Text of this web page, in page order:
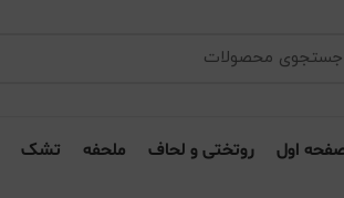
اول روتختی و لحاف ملحفه تشک